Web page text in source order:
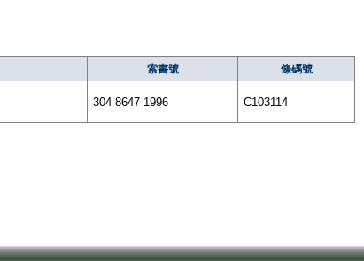
索書號 條碼號
304 8647 1996 C103114